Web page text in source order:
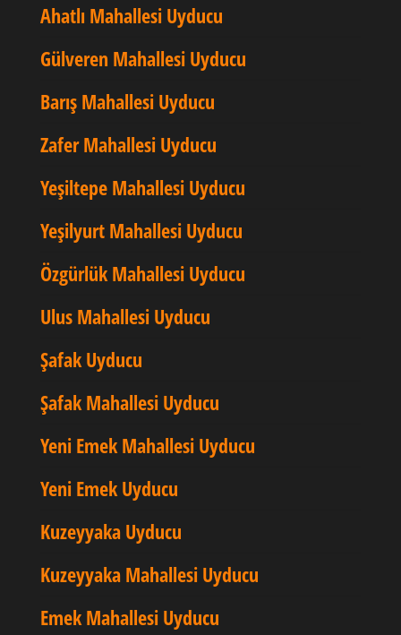
Ahatlı Mahallesi Uyducu
Gülveren Mahallesi Uyducu
Barış Mahallesi Uyducu
Zafer Mahallesi Uyducu
Yeşiltepe Mahallesi Uyducu
Yeşilyurt Mahallesi Uyducu
Özgürlük Mahallesi Uyducu
Ulus Mahallesi Uyducu
Şafak Uyducu
Şafak Mahallesi Uyducu
Yeni Emek Mahallesi Uyducu
Yeni Emek Uyducu
Kuzeyyaka Uyducu
Kuzeyyaka Mahallesi Uyducu
Emek Mahallesi Uyducu